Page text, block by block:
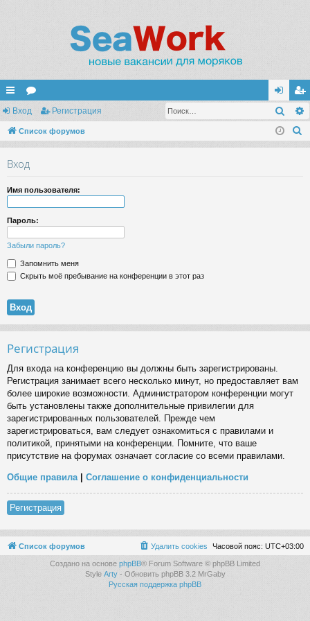
с
ы
ор
ум
хо
д
ег
ис
Вход Регистрация
Список форумов
Вход
Имя пользователя:
Пароль:
Забыли пароль?
Запомнить меня
Скрыть моё пребывание на конференции в этот раз
Регистрация
Для входа на конференцию вы должны быть зарегистрированы.
Регистрация занимает всего несколько минут, но предоставляет вам
более широкие возможности. Администратором конференции могут
быть установлены также дополнительные привилегии для
зарегистрированных пользователей. Прежде чем
зарегистрироваться, вам следует ознакомиться с правилами и
политикой, принятыми на конференции. Помните, что ваше
присутствие на форумах означает согласие со всеми правилами.
Общие правила | Соглашение о конфиденциальности
Регистрация
Список форумов Часовой пояс: UTC+03:00
Удалить cookies
Создано на основе phpBB® Forum Software © phpBB Limited
Style Arty- Обновить phpBB 3.2 MrGaby
Русская поддержка phpBB